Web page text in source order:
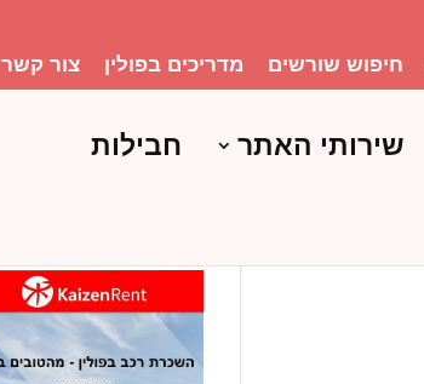
חיפוש שורשים מדריכים בפולין צור קשר
שירותי האתר חבילות